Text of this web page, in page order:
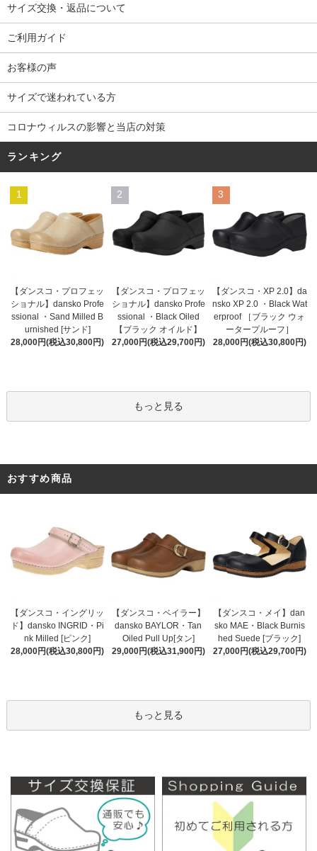
サイズ交換・返品について
ご利用ガイド
お客様の声
サイズで迷われている方
コロナウィルスの影響と当店の対策
ランキング
1
【ダンスコ・プロフェッ
ショナル】dansko Profe
ssional ・Sand Milled B
urnished [サンド]
28,000円(税込30,800円)
2
【ダンスコ・プロフェッ
ショナル】dansko Profe
ssional ・Black Oiled
【ブラック オイルド】
27,000円(税込29,700円)
3
【ダンスコ・XP 2.0】da
nsko XP 2.0 ・Black Wat
erproof ［ブラック ウォ
ータープルーフ］
28,000円(税込30,800円)
もっと見る
おすすめ商品
【ダンスコ・イングリッ
ド】dansko INGRID・Pi
nk Milled [ピンク]
28,000円(税込30,800円)
【ダンスコ・ベイラー】
dansko BAYLOR・Tan
Oiled Pull Up[タン]
29,000円(税込31,900円)
【ダンスコ・メイ】dan
sko MAE・Black Burnis
hed Suede [ブラック]
27,000円(税込29,700円)
もっと見る